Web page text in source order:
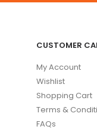
CUSTOMER
My Account
Wishlist
Shopping Cart
Terms &
FAQs